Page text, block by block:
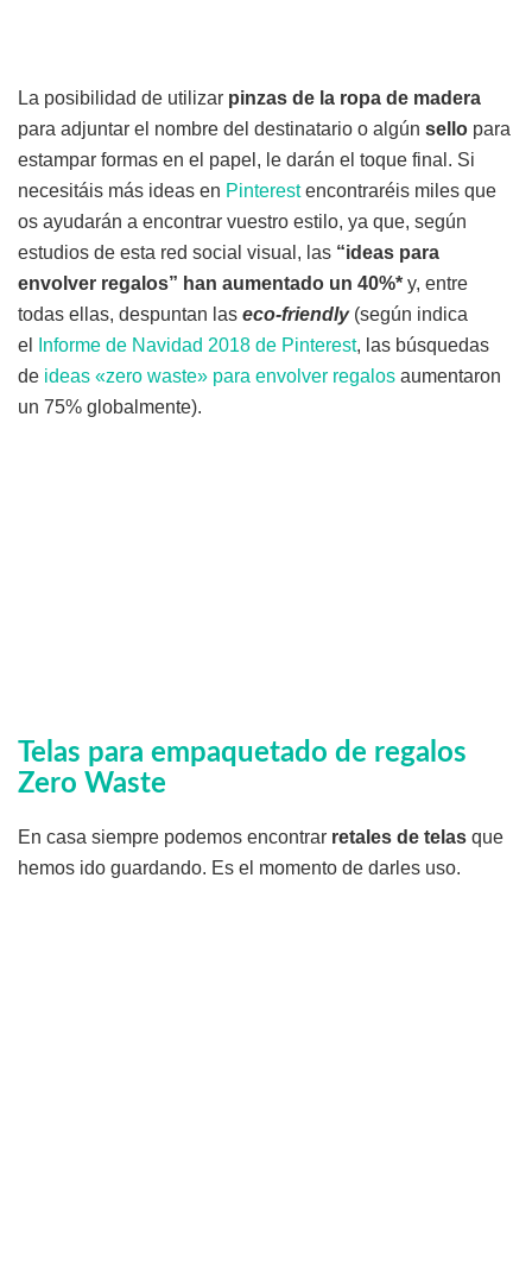
La posibilidad de utilizar pinzas de la ropa de madera
para adjuntar el nombre del destinatario o algún sello para
estampar formas en el papel, le darán el toque final. Si
necesitáis más ideas en Pinterestencontraréis miles que
os ayudarán a encontrar vuestro estilo, ya que, según
estudios de esta red social visual, las “ideas para
envolver regalos” han aumentado un 40%* y, entre
todas ellas, despuntan las eco-friendly(según indica
el
Informe de Navidad 2018 de Pinterest, las búsquedas
de ideas «zero waste» para envolver regalos aumentaron
un 75% globalmente).
Telas para empaquetado de regalos
Zero Waste
En casa siempre podemos encontrar retales de telas que
hemos ido guardando. Es el momento de darles uso.